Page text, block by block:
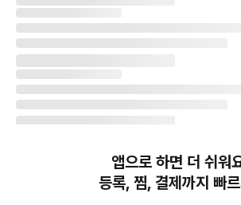
앱으로 하면 더 쉬워
등록, 찜, 결제까지 빠